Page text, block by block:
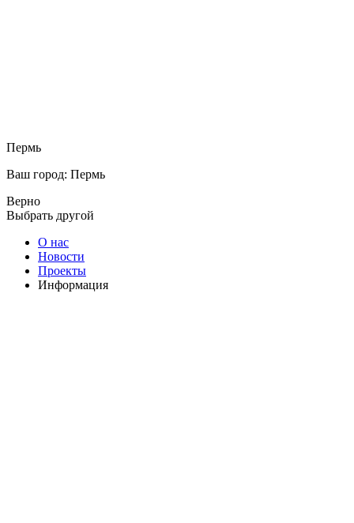
Пермь
Ваш город: Пермь
Верно
Выбрать другой
О нас
Новости
Проекты
Информация